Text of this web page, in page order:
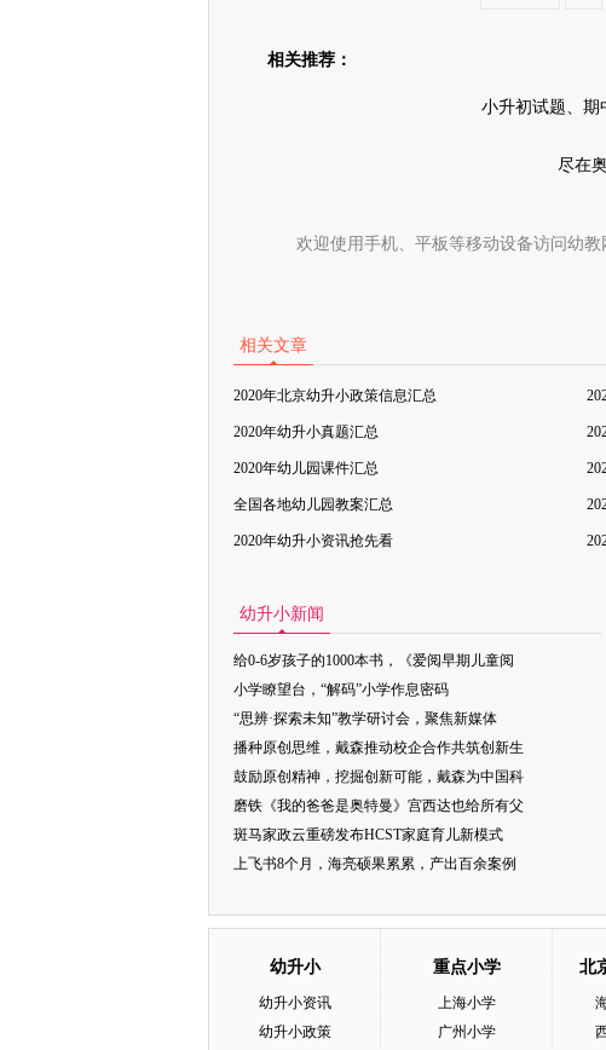
相关推荐：
小升初试题、期
尽在
欢迎使用手机、平板等移动设备访问幼教
相关文章
2020年北京幼升小政策信息汇总
2020年幼升小真题汇总
2020年幼儿园课件汇总
全国各地幼儿园教案汇总
2020年幼升小资讯抢先看
幼升小新闻
给0-6岁孩子的1000本书，《爱阅早期儿童阅
小学瞭望台，“解码”小学作息密码
“思辨·探索未知”教学研讨会，聚焦新媒体
播种原创思维，戴森推动校企合作共筑创新生
鼓励原创精神，挖掘创新可能，戴森为中国科
磨铁《我的爸爸是奥特曼》宫西达也给所有父
斑马家政云重磅发布HCST家庭育儿新模式
上飞书8个月，海亮硕果累累，产出百余案例
幼升小
幼升小资讯
幼升小政策
重点小学
上海小学
广州小学
北